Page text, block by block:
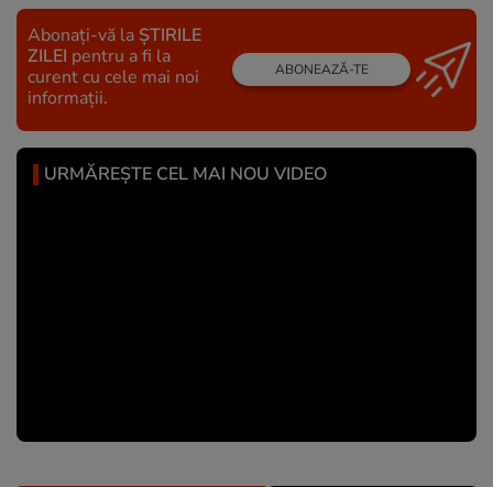
Abonați-vă la ȘTIRILE
ZILEI pentru a fi la
curent cu cele mai noi
informații.
ABONEAZĂ-TE
URMĂREȘTE CEL MAI NOU VIDEO